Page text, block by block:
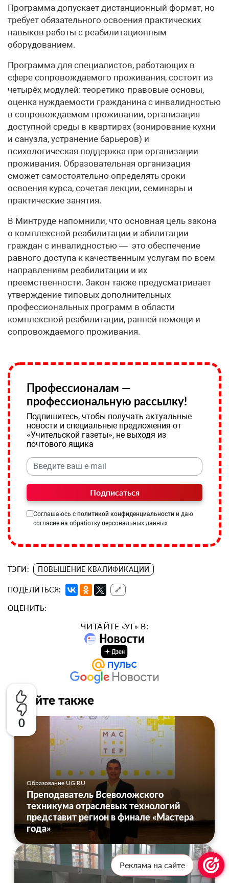
0
Программа допускает дистанционный формат, но
требует обязательного освоения практических
навыков работы с реабилитационным
оборудованием.
Программа для специалистов, работающих в
сфере сопровождаемого проживания, состоит из
четырёх модулей: теоретико-правовые основы,
оценка нуждаемости гражданина с инвалидностью
в сопровождаемом проживании, организация
доступной среды в квартирах (зонирование кухни
и санузла, устранение барьеров) и
психологическая поддержка при организации
проживания. Образовательная организация
сможет самостоятельно определять сроки
освоения курса, сочетая лекции, семинары и
практические занятия.
В Минтруде напомнили, что основная цель закона
о комплексной реабилитации и абилитации
граждан с инвалидностью — это обеспечение
равного доступа к качественным услугам по всем
направлениям реабилитации и их
преемственности. Закон также предусматривает
утверждение типовых дополнительных
профессиональных программ в области
комплексной реабилитации, ранней помощи и
сопровождаемого проживания.
Профессионалам —
профессиональную рассылку!
Подпишитесь, чтобы получать актуальные
новости и специальные предложения от
«Учительской газеты», не выходя из
почтового ящика
Подписаться
Соглашаюсь с политикой конфиденциальности и даю
согласие на обработку персональных данных
ТЭГИ: ПОВЫШЕНИЕ КВАЛИФИКАЦИИ
ПОДЕЛИТЬСЯ: 🔗
ОЦЕНИТЬ:
ЧИТАЙТЕ «УГ» В:
Читайте также
Образование UG.RU
Преподаватель Всеволожского
техникума отраслевых технологий
представит регион в финале «Мастера
года»
Реклама на сайте